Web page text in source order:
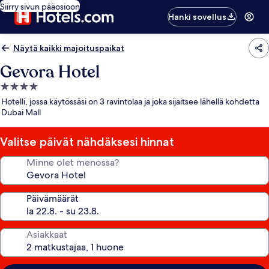
Siirry sivun pääosioon
Hanki sovellus
Näytä kaikki majoituspaikat
Gevora Hotel
4.0
tähden
majoituspaikka
Hotelli, jossa käytössäsi on 3 ravintolaa ja joka sijaitsee lähellä kohdetta
Dubai Mall
Valitse päivät nähdäksesi hinnat
Minne olet menossa?
Päivämäärät
Asiakkaat